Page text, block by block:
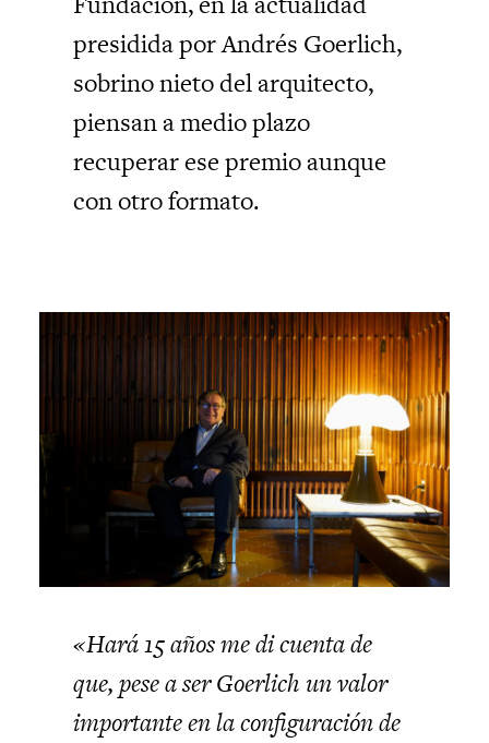
presidida por Andrés Goerlich,
sobrino nieto del arquitecto,
piensan a medio plazo
recuperar ese premio aunque
con otro formato.
«Hará 15 años me di cuenta de
que, pese a ser Goerlich un valor
importante en la configuración de